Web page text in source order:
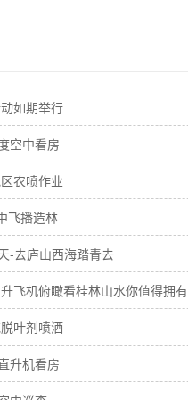
如期举行
空中看房
农喷作业
飞播造林
-去庐山西海踏青去
飞机俯瞰看桂林山水你值得拥有
叶剂喷洒
升机看房